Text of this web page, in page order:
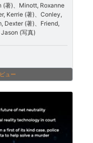
(著)、Minott, Roxanne
Kerrie (著)、Conley,
Dexter (著)、Friend,
(写真)
ュー